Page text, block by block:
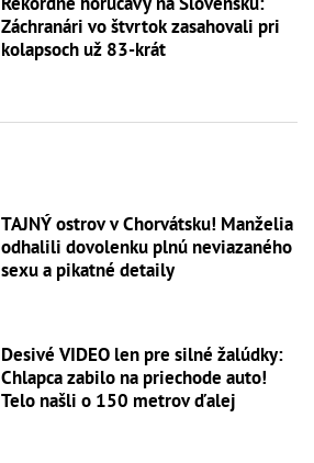
Záchranári vo štvrtok zasahovali pri
kolapsoch už 83-krát
TAJNÝ ostrov v Chorvátsku! Manželia
odhalili dovolenku plnú neviazaného
sexu a pikatné detaily
Desivé VIDEO len pre silné žalúdky:
Chlapca zabilo na priechode auto!
Telo našli o 150 metrov ďalej